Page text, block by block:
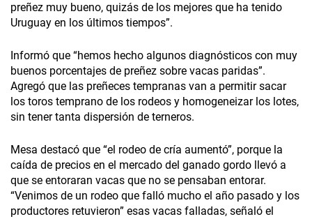
preñez muy bueno, quizás de los mejores que ha tenido
Uruguay en los últimos tiempos”.
Informó que “hemos hecho algunos diagnósticos con muy
buenos porcentajes de preñez sobre vacas paridas”.
Agregó que las preñeces tempranas van a permitir sacar
los toros temprano de los rodeos y homogeneizar los lotes,
sin tener tanta dispersión de terneros.
Mesa destacó que “el rodeo de cría aumentó”, porque la
caída de precios en el mercado del ganado gordo llevó a
que se entoraran vacas que no se pensaban entorar.
“Venimos de un rodeo que falló mucho el año pasado y los
productores retuvieron” esas vacas falladas, señaló el